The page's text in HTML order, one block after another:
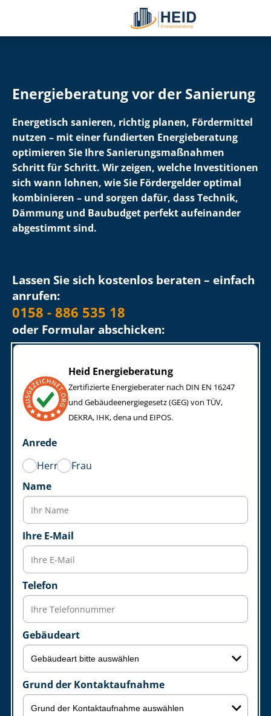
Energieberatung vor der Sanierung
Energetisch sanieren, richtig planen, Fördermittel
nutzen – mit einer fundierten Energieberatung
optimieren Sie Ihre Sa­nie­rungs­maß­nah­men
Schritt für Schritt. Wir zeigen, welche Investitionen
sich wann lohnen, wie Sie Fördergelder optimal
kombinieren – und sorgen dafür, dass Technik,
Dämmung und Baubudget perfekt aufeinander
abgestimmt sind.
Lassen Sie sich kostenlos beraten – einfach
anrufen:
0158 - 886 535 18
oder Formular abschicken:
Heid Energieberatung
Zertifizierte Energieberater nach DIN EN 16247
und Ge­bäu­de­en­er­gie­ge­setz (GEG) von TÜV,
DEKRA, IHK, dena und EIPOS.
Anrede
Herr
Frau
Name
Ihre E-Mail
Telefon
Gebäudeart
Grund der Kontaktaufnahme